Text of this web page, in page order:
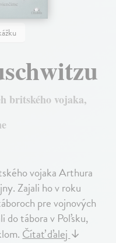
britského vojaka,
vojaka Arthura
Zajali ho v roku
pre vojnových
do tábora v Poľsku,
Čítať ďalej ↓